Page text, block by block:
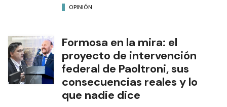
OPINIÓN
Formosa en la mira: el
proyecto de intervención
federal de Paoltroni, sus
consecuencias reales y lo
que nadie dice